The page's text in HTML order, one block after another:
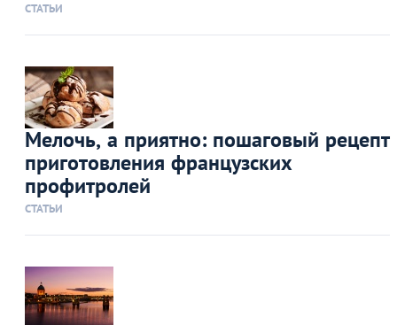
СТАТЬИ
Мелочь, а приятно: пошаговый рецепт
приготовления французских
профитролей
СТАТЬИ